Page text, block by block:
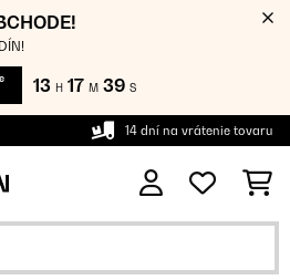
13 H 17 M 39 S
14 dní na vrátenie tovaru